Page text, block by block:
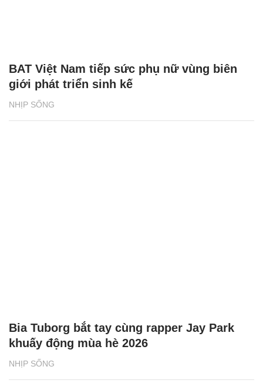
NHỊP SỐNG
BAT Việt Nam tiếp sức phụ nữ vùng biên
giới phát triển sinh kế
NHỊP SỐNG
Bia Tuborg bắt tay cùng rapper Jay Park
khuấy động mùa hè 2026